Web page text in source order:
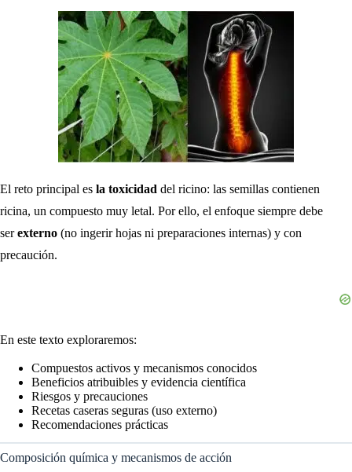
El reto principal es la toxicidad del ricino: las semillas contienen
ricina, un compuesto muy letal. Por ello, el enfoque siempre debe
serexterno (no ingerir hojas ni preparaciones internas) y con
precaución.
En este texto exploraremos:
Compuestos activos y mecanismos conocidos
Beneficios atribuibles y evidencia científica
Riesgos y precauciones
Recetas caseras seguras (uso externo)
Recomendaciones prácticas
Composición química y mecanismos de acción